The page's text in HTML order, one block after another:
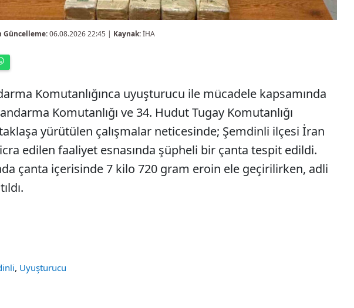
Güncelleme:06.08.2026 22:45 | Kaynak:İHA
Komutanlığınca uyuşturucu ile mücadele kapsamında
Komutanlığı ve 34. Hudut Tugay Komutanlığı
yürütülen çalışmalar neticesinde; Şemdinli ilçesi İran
icra edilen faaliyet esnasında şüpheli bir çanta tespit edildi.
çanta içerisinde 7 kilo 720 gram eroin ele geçirilirken, adli
, Uyuşturucu